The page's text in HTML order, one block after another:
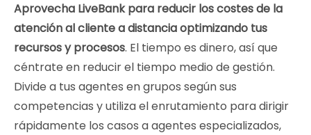
Aprovecha LiveBank para reducir los costes de la
atención al cliente a distancia optimizando tus
recursos y procesos. El tiempo es dinero, así que
céntrate en reducir el tiempo medio de gestión.
Divide a tus agentes en grupos según sus
competencias y utiliza el enrutamiento para dirigir
rápidamente los casos a agentes especializados,